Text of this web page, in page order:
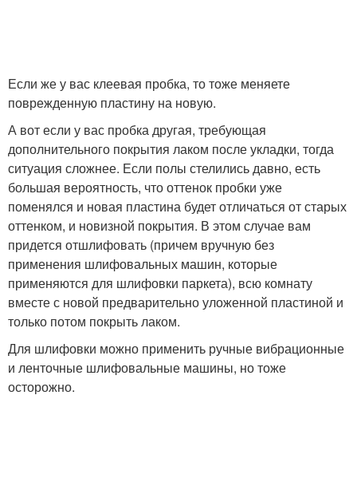
Если же у вас клеевая пробка, то тоже меняете
поврежденную пластину на новую.
А вот если у вас пробка другая, требующая
дополнительного покрытия лаком после укладки, тогда
ситуация сложнее. Если полы стелились давно, есть
большая вероятность, что оттенок пробки уже
поменялся и новая пластина будет отличаться от старых
оттенком, и новизной покрытия. В этом случае вам
придется отшлифовать (причем вручную без
применения шлифовальных машин, которые
применяются для шлифовки паркета), всю комнату
вместе с новой предварительно уложенной пластиной и
только потом покрыть лаком.
Для шлифовки можно применить ручные вибрационные
и ленточные шлифовальные машины, но тоже
осторожно.